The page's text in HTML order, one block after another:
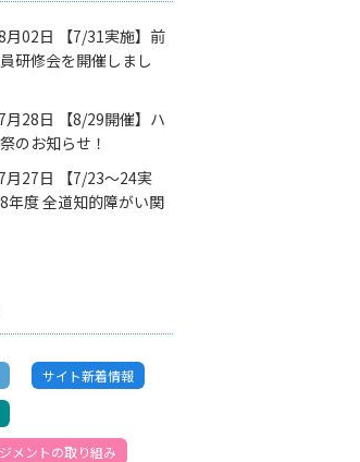
月02日
【7/31実施】前
研修会を開催しまし
月28日
【8/29開催】ハ
のお知らせ！
月27日
【7/23～24実
年度 全道知的障がい関
サイト新着情報
メントの取り組み